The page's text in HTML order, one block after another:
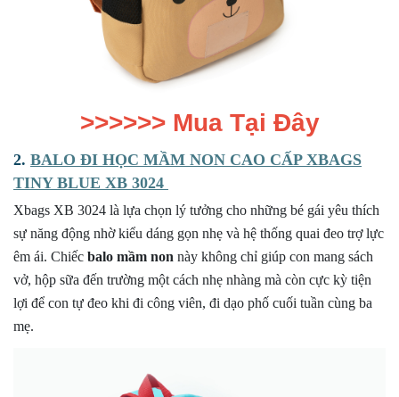
>>>>>> Mua Tại Đây
2. BALO ĐI HỌC MẦM NON CAO CẤP XBAGS
TINY BLUE XB 3024
Xbags XB 3024 là lựa chọn lý tưởng cho những bé gái yêu thích
sự năng động nhờ kiểu dáng gọn nhẹ và hệ thống quai đeo trợ lực
êm ái. Chiếc balo mầm non này không chỉ giúp con mang sách
vở, hộp sữa đến trường một cách nhẹ nhàng mà còn cực kỳ tiện
lợi để con tự đeo khi đi công viên, đi dạo phố cuối tuần cùng ba
mẹ.